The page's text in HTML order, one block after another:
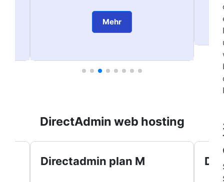
Mehr
DirectAdmin web hosting
Directadmin plan M